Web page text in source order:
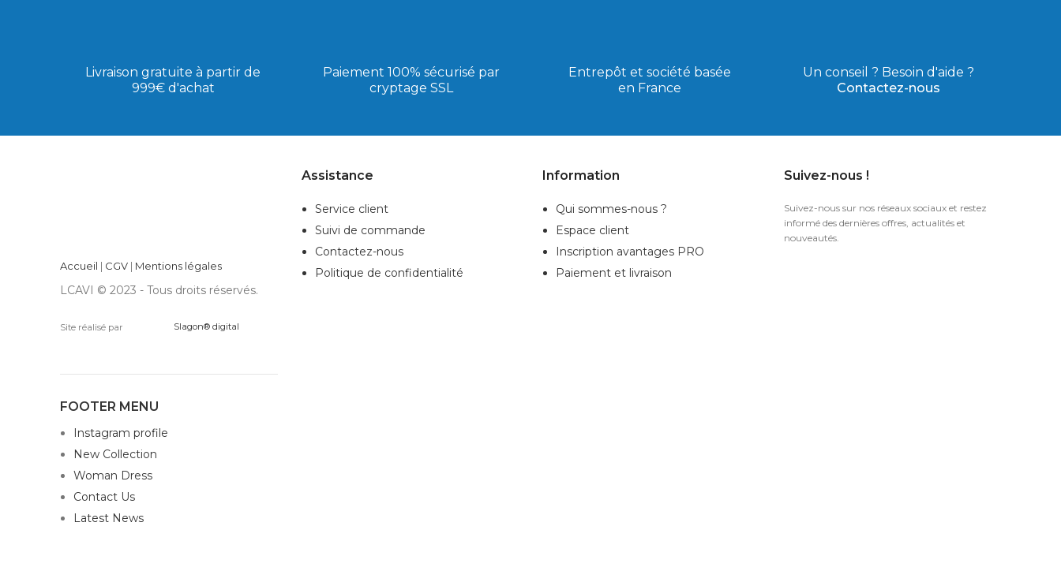
Livraison gratuite à partir de
999€ d'achat
Paiement 100% sécurisé par
cryptage SSL
Entrepôt et société basée
en France
Un conseil ? Besoin d'aide ?
Contactez-nous
Accueil | CGV | Mentions légales
LCAVI © 2023 - Tous droits réservés.
Site réalisé par Slagon® digital
FOOTER MENU
Instagram profile
New Collection
Woman Dress
Contact Us
Latest News
Assistance
Service client
Suivi de commande
Contactez-nous
Politique de confidentialité
Information
Qui sommes-nous ?
Espace client
Inscription avantages PRO
Paiement et livraison
Suivez-nous !
Suivez-nous sur nos réseaux sociaux et restez
informé des dernières offres, actualités et
nouveautés.